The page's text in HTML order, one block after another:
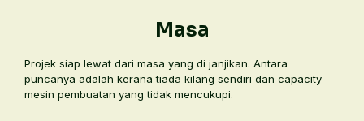
Masa
Projek siap lewat dari masa yang di janjikan. Antara
puncanya adalah kerana tiada kilang sendiri dan capacity
mesin pembuatan yang tidak mencukupi.